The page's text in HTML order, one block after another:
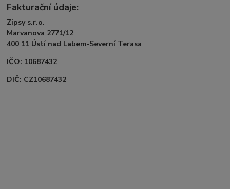
Fakturační údaje:
Zipsy s.r.o.
Marvanova 2771/12
400 11 Ústí nad Labem-Severní Terasa
IČO: 10687432
DIČ: CZ10687432